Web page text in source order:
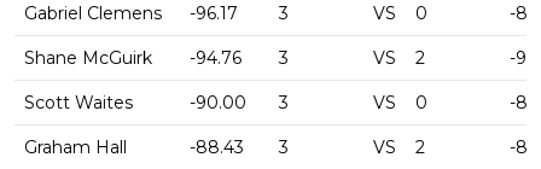
Gabriel Clemens -96.17 3 VS 0 -
Shane McGuirk -94.76 3 VS 2 -
Scott Waites -90.00 3 VS 0 -
Graham Hall -88.43 3 VS 2 -